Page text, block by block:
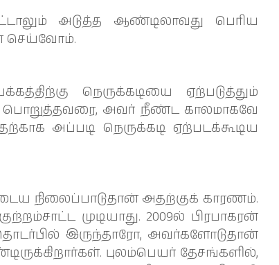
அடுத்த ஆண்டிலாவது பெரிய
செய்வோம்.
நெருக்கடியை ஏற்படுத்தும்
அவர் நீண்ட காலமாகவே
அப்படி நெருக்கடி ஏற்படக்கூடிய
நிலைப்பாடுதான் அதற்குக் காரணம்.
முடியாது. 2009ல் பிரபாகரன்
இருந்தாரோ, அவர்களோடுதான்
புலம்பெயர் தேசங்களில்,